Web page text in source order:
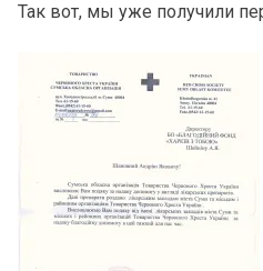
Так вот, мы уже получили